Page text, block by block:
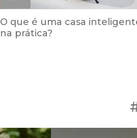
O que é uma casa
na prática?